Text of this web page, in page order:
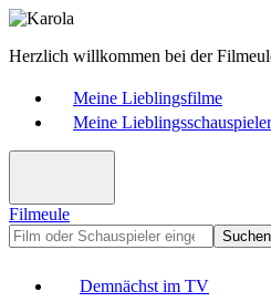
Herzlich willkommen bei der
Meine Lieblingsfilme
Meine Lieblingsschauspieler
Filmeule
Suchen
Demnächst im TV